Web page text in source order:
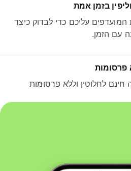
בזמן אמת
עליכם כדי לבדוק כיצד
הזמן.
לחלוטין וללא פרסומות